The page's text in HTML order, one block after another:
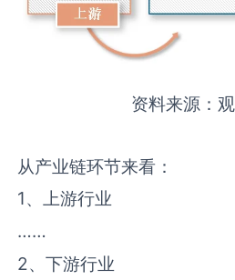
资料来源：
从产业链环节来看：
1、上游行业
……
2、下游行业